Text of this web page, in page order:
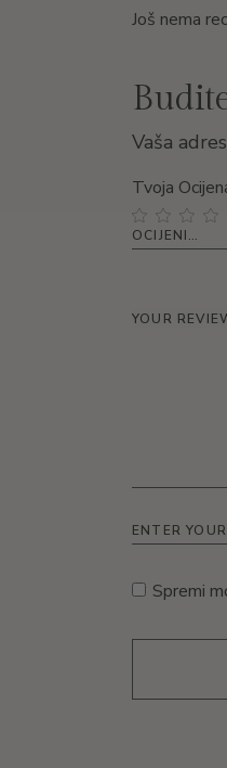
Još nema
Vaša
Tvoja
Spremi